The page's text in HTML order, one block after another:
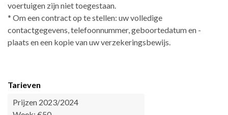
voertuigen zijn niet toegestaan.
* Om een contract op te stellen: uw volledige
contactgegevens, telefoonnummer, geboortedatum en -
plaats en een kopie van uw verzekeringsbewijs.
Tarieven
Prijzen 2023/2024